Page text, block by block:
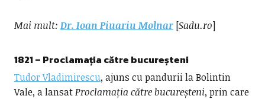
Mai mult: Dr. Ioan Piuariu Molnar[Sadu.ro]
1821 – Proclamația către bucureșteni
Tudor Vladimirescu, ajuns cu pandurii la Bolintin
Vale, a lansatProclamația către bucureșteni, prin care